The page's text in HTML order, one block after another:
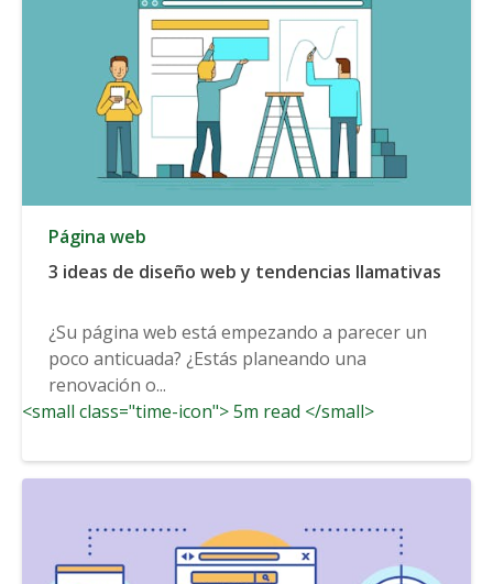
Página web
3 ideas de diseño web y tendencias llamativas
¿Su página web está empezando a parecer un
poco anticuada? ¿Estás planeando una
renovación o...
<small class="time-icon"> 5m read </small>